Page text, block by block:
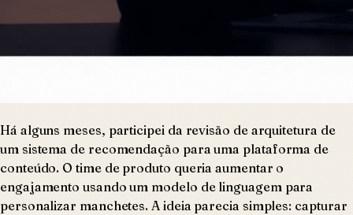
Há alguns meses, participei da revisão de arquitetura de
um sistema de recomendação para uma plataforma de
conteúdo. O time de produto queria aumentar o
engajamento usando um modelo de linguagem para
personalizar manchetes. A ideia parecia simples: capturar